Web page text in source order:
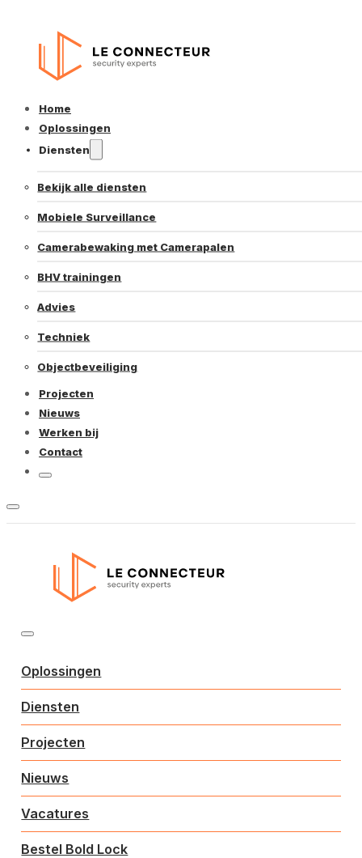
Home
Oplossingen
Diensten
Bekijk alle diensten
Mobiele Surveillance
Camerabewaking met Camerapalen
BHV trainingen
Advies
Techniek
Objectbeveiliging
Projecten
Nieuws
Werken bij
Contact
Oplossingen
Diensten
Projecten
Nieuws
Vacatures
Bestel Bold Lock